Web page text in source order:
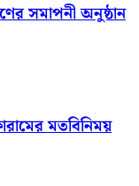
সমাপনী অনুষ্ঠান
মতবিনিময়